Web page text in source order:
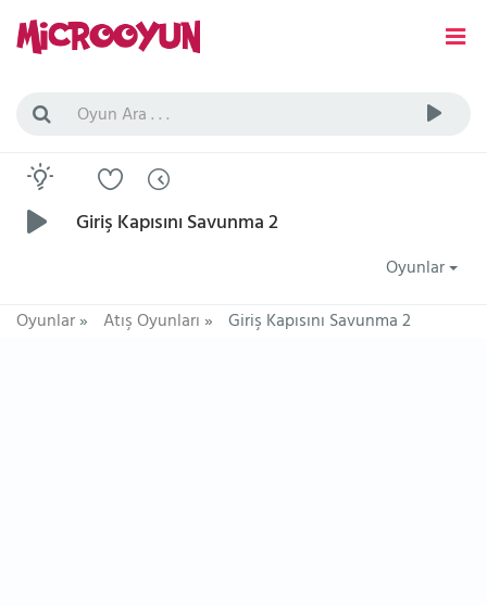
Giriş Kapısını Savunma 2
Oyunlar
Oyunlar» Atış Oyunları» Giriş Kapısını Savunma 2